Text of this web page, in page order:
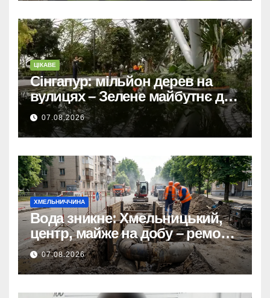
ЦІКАВЕ
Сінгапур: мільйон дерев на
вулицях – Зелене майбутнє для
міста-держави.
07.08.2026
ХМЕЛЬНИЧЧИНА
Вода зникне: Хмельницький,
центр, майже на добу – ремонт
мереж.
07.08.2026